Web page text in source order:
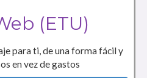
(ETU)
para ti, de una forma fácil y
en vez de gastos